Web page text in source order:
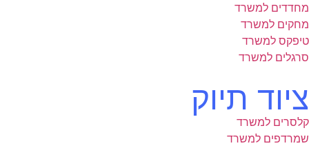
מחדדים למשרד
מחקים למשרד
טיפקס למשרד
סרגלים למשרד
ציוד תיוק
קלסרים למשרד
שמרדפים למשרד